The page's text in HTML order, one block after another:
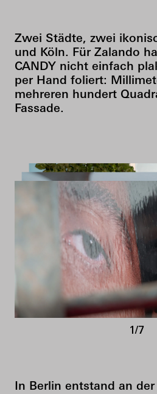
Zwei Städte, zwei
und Köln. Für Zalando
CANDY nicht einfach
per Hand foliert:
mehreren hundert
Fassade.
1/7
In Berlin entstand an der